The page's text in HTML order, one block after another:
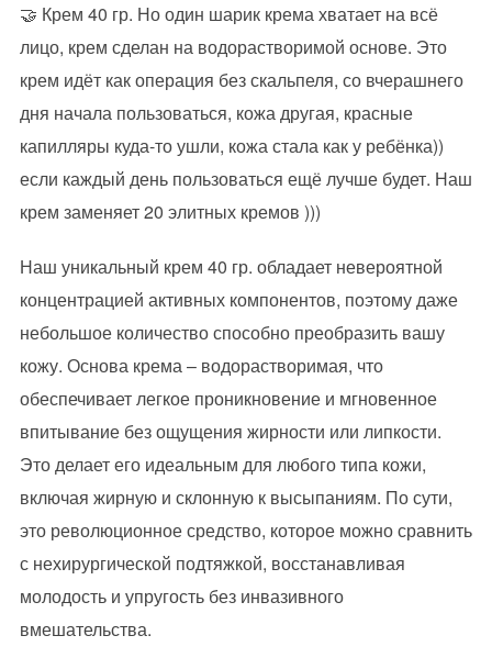
🤝 Крем 40 гр. Но один шарик крема хватает на всё
лицо, крем сделан на водорастворимой основе. Это
крем идёт как операция без скальпеля, со вчерашнего
дня начала пользоваться, кожа другая, красные
капилляры куда-то ушли, кожа стала как у ребёнка))
если каждый день пользоваться ещё лучше будет. Наш
крем заменяет 20 элитных кремов )))
Наш уникальный крем 40 гр. обладает невероятной
концентрацией активных компонентов, поэтому даже
небольшое количество способно преобразить вашу
кожу. Основа крема – водорастворимая, что
обеспечивает легкое проникновение и мгновенное
впитывание без ощущения жирности или липкости.
Это делает его идеальным для любого типа кожи,
включая жирную и склонную к высыпаниям. По сути,
это революционное средство, которое можно сравнить
с нехирургической подтяжкой, восстанавливая
молодость и упругость без инвазивного
вмешательства.